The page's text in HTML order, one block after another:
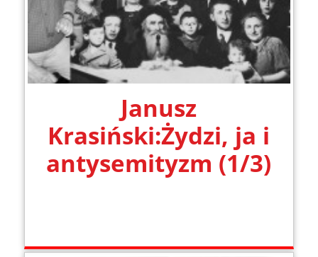
Janusz
Krasiński:Żydzi, ja i
antysemityzm (1/3)